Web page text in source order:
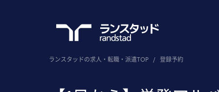
ランスタッドの求人・転職・派遣TOP / 登録予約